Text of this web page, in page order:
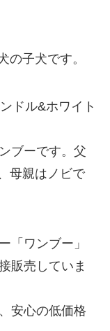
の子犬です。
ドル&ホワイト
ブーです。父
母親はノビで
「ワンブー」
販売していま
安心の低価格